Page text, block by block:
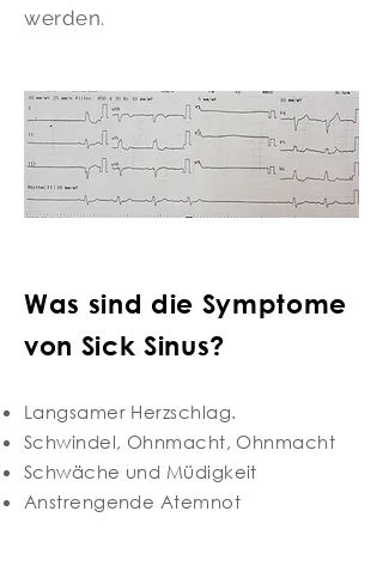
werden.
Was sind die Symptome
von Sick Sinus?
Langsamer Herzschlag.
Schwindel, Ohnmacht, Ohnmacht
Schwäche und Müdigkeit
Anstrengende Atemnot